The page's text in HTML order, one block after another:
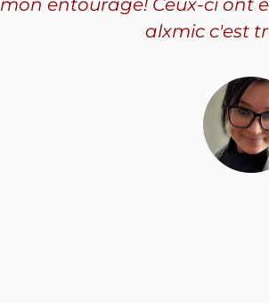
mon entourage! Ceux-ci ont
alxmic c'est